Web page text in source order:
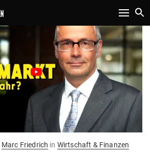
Toggle
Marc Friedrich in Wirtschaft & Finanzen